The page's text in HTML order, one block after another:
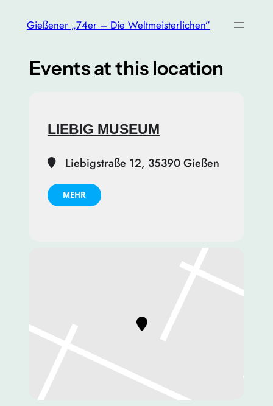
Gießener „74er – Die Weltmeisterlichen”
Events at this location
LIEBIG MUSEUM
Liebigstraße 12, 35390 Gießen
MEHR